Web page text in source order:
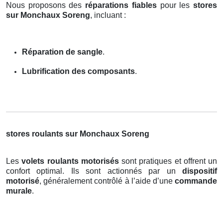
Nous proposons des réparations fiablespour lesstores
sur Monchaux Soreng, incluant :
Réparation de sangle.
Lubrification des composants.
stores roulants sur Monchaux Soreng
Lesvolets roulants motoriséssont pratiques et offrent un
confort optimal. Ils sont actionnés par un dispositif
motorisé, généralement contrôlé à l’aide d’une commande
murale.